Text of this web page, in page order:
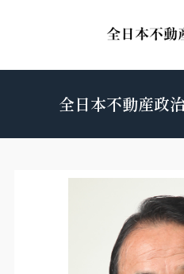
全日本不動産政